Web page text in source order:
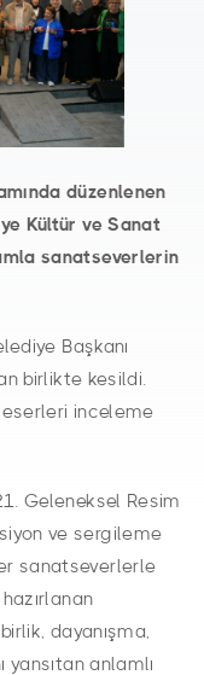
düzenlenen
Kültür ve Sanat
sanatseverlerin
Başkanı
birlikte kesildi.
eserleri inceleme
Geleneksel Resim
ve sergileme
sanatseverlerle
dayanışma,
yansıtan anlamlı